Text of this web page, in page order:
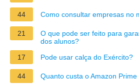
44 Como consultar empresas no
21
O que pode ser feito para
dos alunos?
17
Pode usar calça do Exército?
44 Quanto custa o Amazon